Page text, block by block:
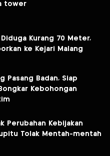
Mafia tower
Kurang 70 Meter,
ke Kejari Malang
Pasang Badan, Siap
Kebohongan
Perubahan Kebijakan
Tolak Mentah-mentah